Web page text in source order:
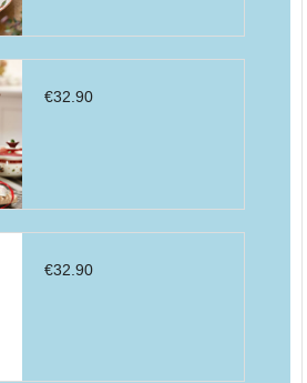
€32.90
€32.90